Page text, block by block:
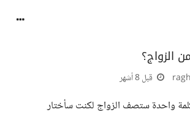
الزواج؟
قبل 8 أشهر
واحدة ستصف الزواج لكنت سأختار